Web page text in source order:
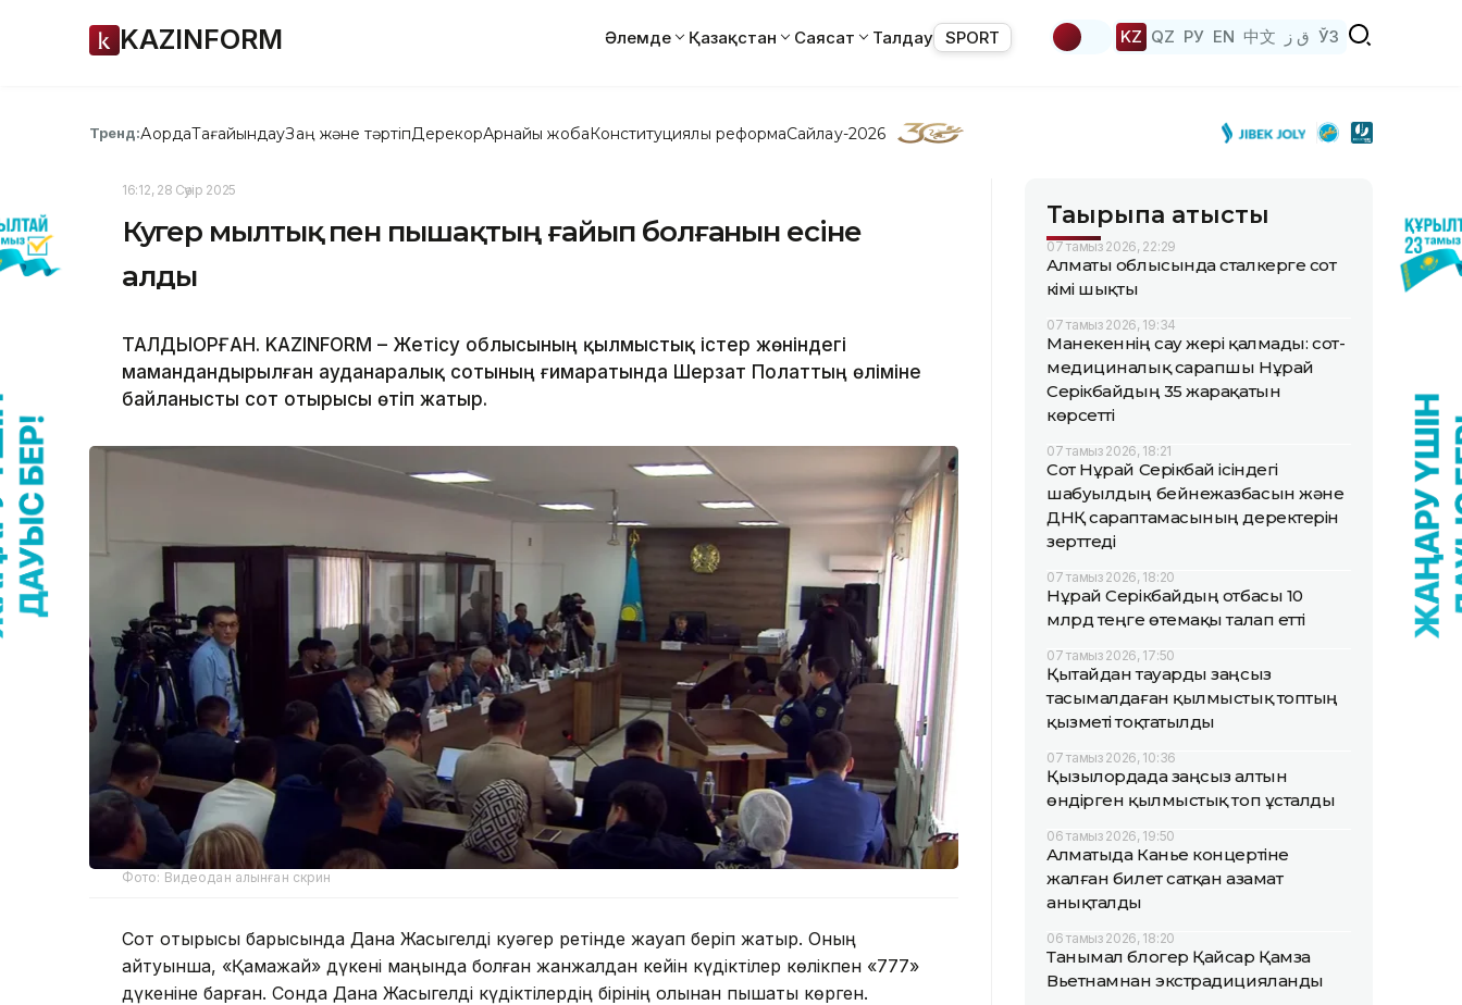
KAZINFORM Әлемде Қазақстан Саясат Талдау SPORT KZ QZ РУ EN 中文 ق ز ЎЗ
Тренд:АқордаТағайындауЗаң және тәртіпДерекқорАрнайы жобаКонституциялық реформаСайлау-2026
16:12, 28 Сәуір 2025
Куәгер мылтық пен пышақтың ғайып болғанын есіне
алды
ТАЛДЫҚОРҒАН. KAZINFORM – Жетісу облысының қылмыстық істер жөніндегі
мамандандырылған ауданаралық сотының ғимаратында Шерзат Полаттың өліміне
байланысты сот отырысы өтіп жатыр.
Фото: Видеодан алынған скрин
Сот отырысы барысында Дана Жақсыгелді куәгер ретінде жауап беріп жатыр. Оның
айтуынша, «Қамажай» дүкені маңында болған жанжалдан кейін күдіктілер көлікпен «777»
дүкеніне барған. Сонда Дана Жақсыгелді күдіктілердің бірінің қолынан пышақты көрген.
Тақырыпқа қатысты
07 тамыз 2026, 22:29
Алматы облысында сталкерге сот
үкімі шықты
07 тамыз 2026, 19:34
Манекеннің сау жері қалмады: сот-
медициналық сарапшы Нұрай
Серікбайдың 35 жарақатын
көрсетті
07 тамыз 2026, 18:21
Сот Нұрай Серікбай ісіндегі
шабуылдың бейнежазбасын және
ДНҚ сараптамасының деректерін
зерттеді
07 тамыз 2026, 18:20
Нұрай Серікбайдың отбасы 10
млрд теңге өтемақы талап етті
07 тамыз 2026, 17:50
Қытайдан тауарды заңсыз
тасымалдаған қылмыстық топтың
қызметі тоқтатылды
07 тамыз 2026, 10:36
Қызылордада заңсыз алтын
өндірген қылмыстық топ ұсталды
06 тамыз 2026, 19:50
Алматыда Канье концертіне
жалған билет сатқан азамат
анықталды
06 тамыз 2026, 18:20
Танымал блогер Қайсар Қамза
Вьетнамнан экстрадицияланды